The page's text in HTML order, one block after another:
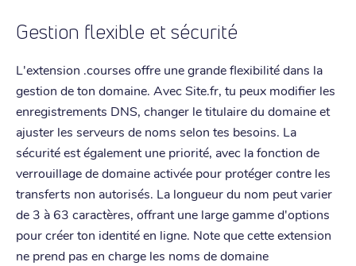
Gestion flexible et sécurité
L'extension .courses offre une grande flexibilité dans la
gestion de ton domaine. Avec Site.fr, tu peux modifier les
enregistrements DNS, changer le titulaire du domaine et
ajuster les serveurs de noms selon tes besoins. La
sécurité est également une priorité, avec la fonction de
verrouillage de domaine activée pour protéger contre les
transferts non autorisés. La longueur du nom peut varier
de 3 à 63 caractères, offrant une large gamme d'options
pour créer ton identité en ligne. Note que cette extension
ne prend pas en charge les noms de domaine